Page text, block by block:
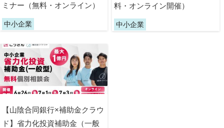
ミナー（無料・オンライン）
中小企業
料・オンライン開催）
中小企業
【山陰合同銀行×補助金クラウ
ド】省力化投資補助金（一般